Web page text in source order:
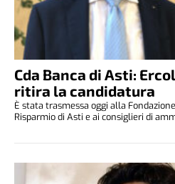
Cda Banca di Asti:
ritira la candidatura
È stata trasmessa oggi alla
Risparmio di Asti e ai consiglieri di